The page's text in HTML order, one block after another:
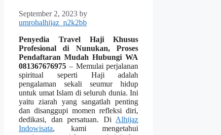
September 2, 2023 by
umrohalhijaz_n2k2bb
Penyedia Travel Haji Khusus
Profesional di Nunukan, Proses
Pendaftaran Mudah Hubungi WA
081367676975 – Memulai perjalanan
spiritual seperti Haji adalah
pengalaman sekali seumur hidup
untuk umat Islam di seluruh dunia. Ini
yaitu ziarah yang sangatlah penting
dan disanggupi momen refleksi diri,
dedikasi, dan persatuan. Di Alhijaz
Indowisata, kami mengetahui